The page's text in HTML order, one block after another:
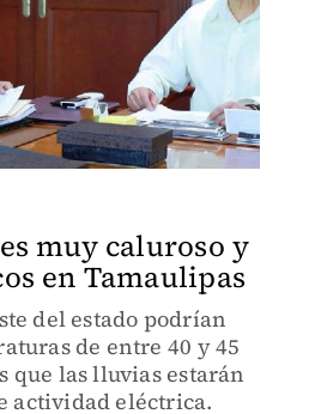
muy caluroso y
en Tamaulipas
del estado podrían
de entre 40 y 45
que las lluvias estarán
actividad eléctrica.